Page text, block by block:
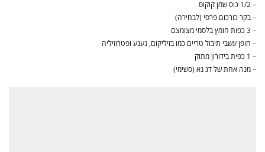
– 1/2 כוס שמן קוקוס
– בקר כורכום פרסי (לבחירה)
– 3 כפות חומץ בלסמי מצומצם
– חופן עשבי תיבול טריים כמו בזיליקום, נענע ופטרוזיליה
– 1 כפית בידורון מתוק
– מנה אחת של דג נא (סשימי)